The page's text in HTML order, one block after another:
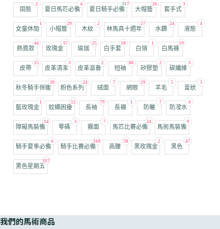
2
固態
4
夏日馬匹必備
117
夏日騎手必備
26
大帽簷
3
套手式
1
女童休閒
29
小帽簷
2
木紋
27
林馬具十週年
24
水鑽
4
液態
44
熱賣款
17
玫瑰金
25
瑜珈
18
白手套
1
白領
19
白馬褲
15
皮帶
3
皮革清潔
2
皮革滋養
80
短袖
2
矽膠墊
3
碳纖維
39
秋冬騎手保暖
24
粉色系列
7
絨面
29
網眼
5
羊毛
3
膏狀
1
藍玫瑰金
12
蚊蠅困擾
79
長袖
1
長襪
7
防曬
4
防潑水
14
障礙馬裝備
3
零碼
7
霧面
24
馬匹比賽必備
9
馬術馬裝備
6
騎手夏季必備
110
騎手比賽必備
58
高腰
2
黑玫瑰金
47
黑色
117
黑色星期五
我們的馬術商品